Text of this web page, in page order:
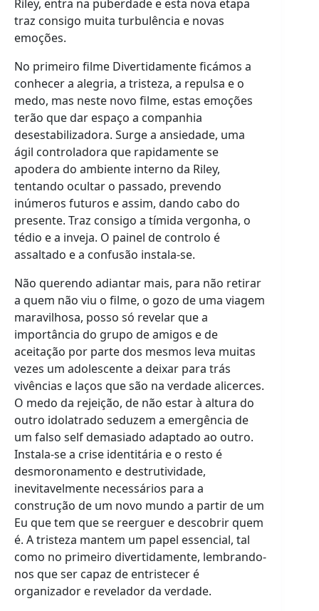
Riley, entra na puberdade e esta nova etapa
traz consigo muita turbulência e novas
emoções.
No primeiro filme Divertidamente ficámos a
conhecer a alegria, a tristeza, a repulsa e o
medo, mas neste novo filme, estas emoções
terão que dar espaço a companhia
desestabilizadora. Surge a ansiedade, uma
ágil controladora que rapidamente se
apodera do ambiente interno da Riley,
tentando ocultar o passado, prevendo
inúmeros futuros e assim, dando cabo do
presente. Traz consigo a tímida vergonha, o
tédio e a inveja. O painel de controlo é
assaltado e a confusão instala-se.
Não querendo adiantar mais, para não retirar
a quem não viu o filme, o gozo de uma viagem
maravilhosa, posso só revelar que a
importância do grupo de amigos e de
aceitação por parte dos mesmos leva muitas
vezes um adolescente a deixar para trás
vivências e laços que são na verdade alicerces.
O medo da rejeição, de não estar à altura do
outro idolatrado seduzem a emergência de
um falso self demasiado adaptado ao outro.
Instala-se a crise identitária e o resto é
desmoronamento e destrutividade,
inevitavelmente necessários para a
construção de um novo mundo a partir de um
Eu que tem que se reerguer e descobrir quem
é. A tristeza mantem um papel essencial, tal
como no primeiro divertidamente, lembrando-
nos que ser capaz de entristecer é
organizador e revelador da verdade.